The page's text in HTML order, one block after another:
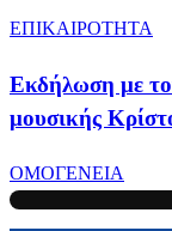
ΕΠΙΚΑΙΡΟΤΗΤΑ
Εκδήλωση με
μουσικής
ΟΜΟΓΕΝΕΙΑ